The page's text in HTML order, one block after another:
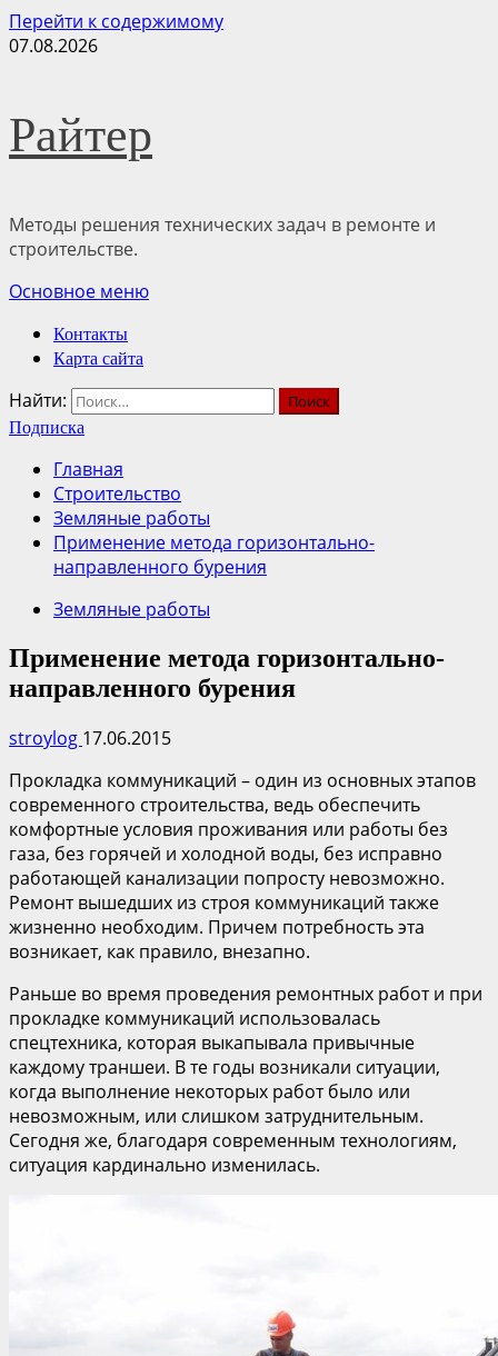
Перейти к содержимому
07.08.2026
Райтер
Методы решения технических задач в ремонте и
строительстве.
Основное меню
Контакты
Карта сайта
Найти:
Подписка
Главная
Строительство
Земляные работы
Применение метода горизонтально-
направленного бурения
Земляные работы
Применение метода горизонтально-
направленного бурения
stroylog 17.06.2015
Прокладка коммуникаций – один из основных этапов
современного строительства, ведь обеспечить
комфортные условия проживания или работы без
газа, без горячей и холодной воды, без исправно
работающей канализации попросту невозможно.
Ремонт вышедших из строя коммуникаций также
жизненно необходим. Причем потребность эта
возникает, как правило, внезапно.
Раньше во время проведения ремонтных работ и при
прокладке коммуникаций использовалась
спецтехника, которая выкапывала привычные
каждому траншеи. В те годы возникали ситуации,
когда выполнение некоторых работ было или
невозможным, или слишком затруднительным.
Сегодня же, благодаря современным технологиям,
ситуация кардинально изменилась.